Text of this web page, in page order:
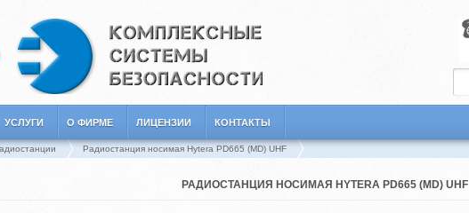
УСЛУГИ О ФИРМЕ ЛИЦЕНЗИИ КОНТАКТЫ
Радиостанция носимая Hytera PD665 (MD) UHF
РАДИОСТАНЦИЯ НОСИМАЯ HYTERA PD665 (MD) UHF